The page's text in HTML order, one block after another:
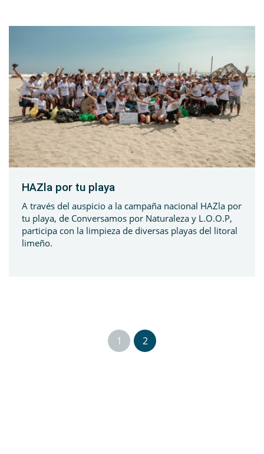
HAZla por tu playa
A través del auspicio a la campaña nacional HAZla por
tu playa, de Conversamos por Naturaleza y L.O.O.P,
participa con la limpieza de diversas playas del litoral
limeño.
1 2